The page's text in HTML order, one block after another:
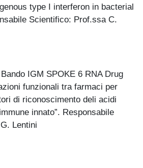
type I interferon in bacterial
Scientifico: Prof.ssa C.
IGM SPOKE 6 RNA Drug
funzionali tra farmaci per
di riconoscimento deli acidi
innato”. Responsabile
Lentini